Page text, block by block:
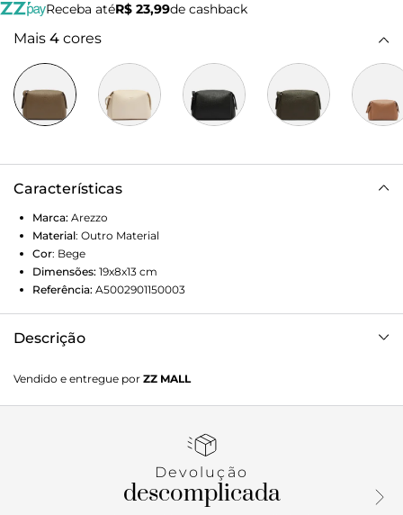
Receba atéR$ 23,99de cashback
Mais 4 cores
Características
Marca: Arezzo
Material: Outro Material
Cor: Bege
Dimensões: 19x8x13 cm
Referência: A5002901150003
Descrição
Vendido e entregue por ZZ MALL
Devolução
descomplicada